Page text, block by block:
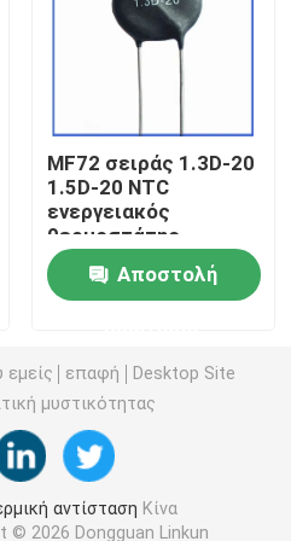
NTC
NTC
MF72 σειράς 1.3D-20
1.5D-20 NTC
ενεργειακός
θερμοστάτης
κατάλληλος για
υψηλής ισχύος
τροφοδοσία
Αποστολή
εμείς επαφή
Desktop Site
μυστικότητας
αντίσταση Κίνα
© 2026 Dongguan Linkun